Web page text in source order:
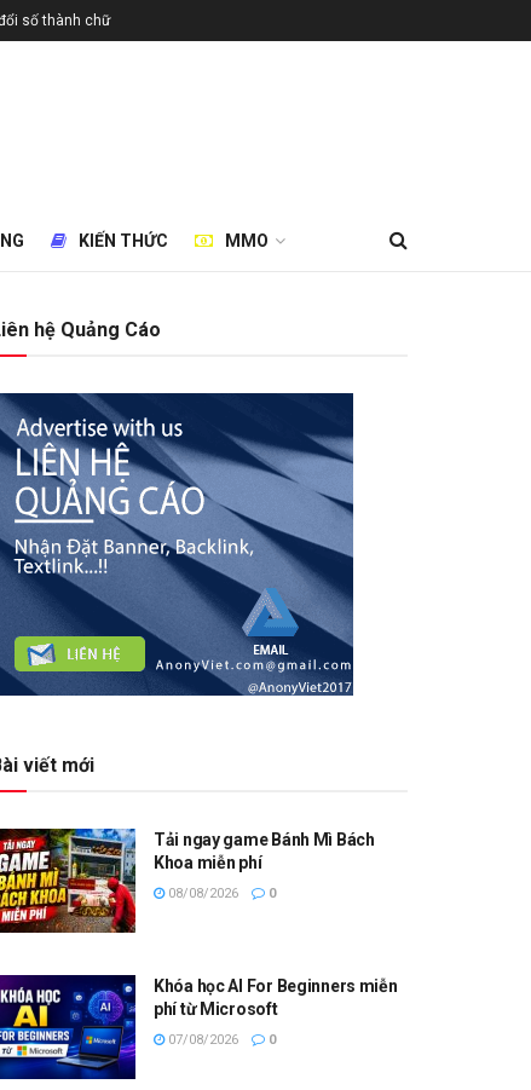
số thành chữ
KIẾN THỨC MMO
hệ Quảng Cáo
viết mới
Tải ngay game Bánh Mì Bách
Khoa miễn phí
08/08/2026 0
Khóa học AI For Beginners miễn
phí từ Microsoft
07/08/2026 0